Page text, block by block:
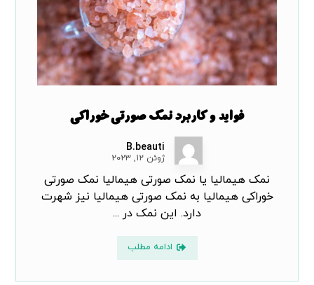
فواید و کاربرد نمک صورتی خوراکی
B.beauti
ژوئن ۱۲, ۲۰۲۳
نمک هیمالیا یا نمک صورتی هیمالیا نمک صورتی
خوراکی هیمالیا به نمک صورتی هیمالیا نیز شهرت
دارد. این نمک در ...
ادامه مطلب